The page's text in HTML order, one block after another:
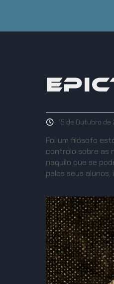
15 de Outubro de
Foi um filósofo
controlo sobre as
naquilo que se
pelos seus